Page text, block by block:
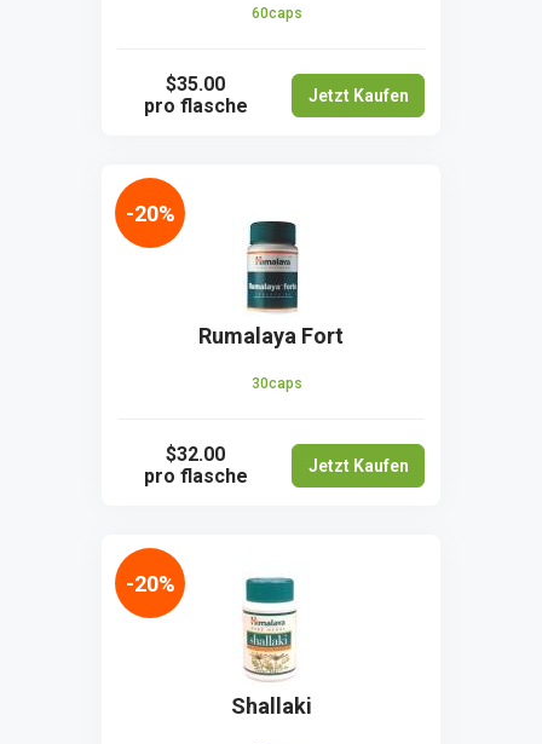
60caps
$35.00
pro flasche
Jetzt Kaufen
Rumalaya Fort
30caps
$32.00
pro flasche
Jetzt Kaufen
-20%
Shallaki
-20%